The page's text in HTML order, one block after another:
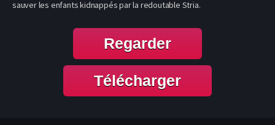
sauver les enfants kidnappés par la redoutable Stria.
Regarder
Télécharger